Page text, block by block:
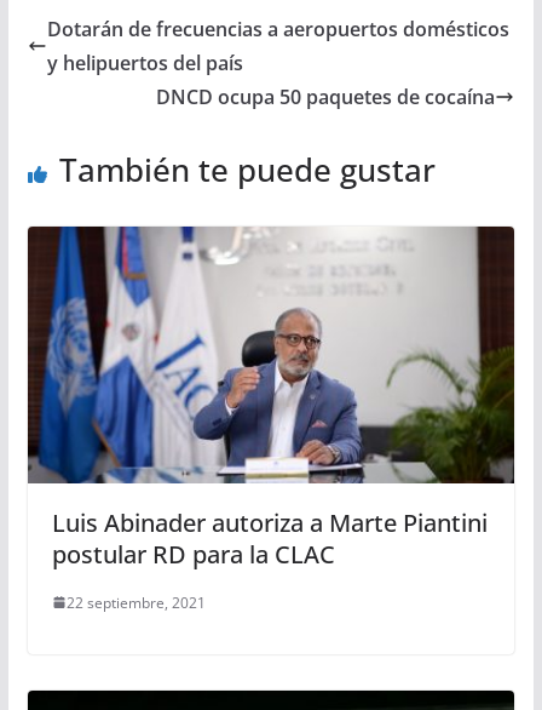
Dotarán de frecuencias a aeropuertos domésticos
y helipuertos del país
DNCD ocupa 50 paquetes de cocaína
También te puede gustar
Luis Abinader autoriza a Marte Piantini
postular RD para la CLAC
22 septiembre, 2021